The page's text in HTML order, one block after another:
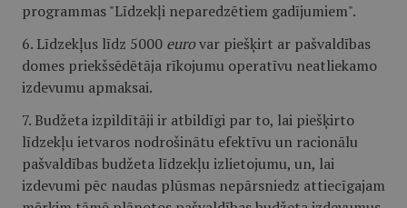
programmas "Līdzekļi neparedzētiem gadījumiem".
6. Līdzekļus līdz 5000 eurovar piešķirt ar pašvaldības
domes priekšsēdētāja rīkojumu operatīvu neatliekamo
izdevumu apmaksai.
7. Budžeta izpildītāji ir atbildīgi par to, lai piešķirto
līdzekļu ietvaros nodrošinātu efektīvu un racionālu
pašvaldības budžeta līdzekļu izlietojumu, un, lai
izdevumi pēc naudas plūsmas nepārsniedz attiecīgajam